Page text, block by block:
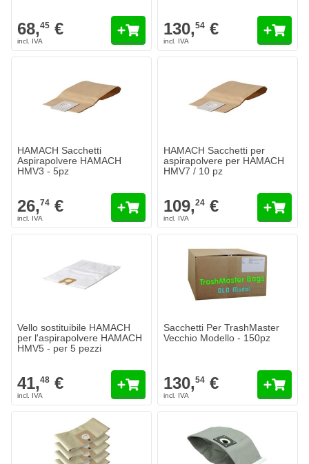
68,45 € 130,54 €
HAMACH Sacchetti
Aspirapolvere HAMACH
HMV3 - 5pz
26,74 €
HAMACH Sacchetti per
aspirapolvere per HAMACH
HMV7 / 10 pz
109,24 €
Vello sostituibile HAMACH
per l'aspirapolvere HAMACH
HMV5 - per 5 pezzi
41,48 €
Sacchetti Per TrashMaster
Vecchio Modello - 150pz
130,54 €